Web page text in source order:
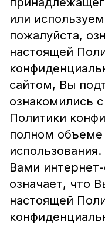
или
пожалуйста,
настоящей
сайтом, Вы
ознакомились
Политики
полном объеме
Вами
означает, что
настоящей